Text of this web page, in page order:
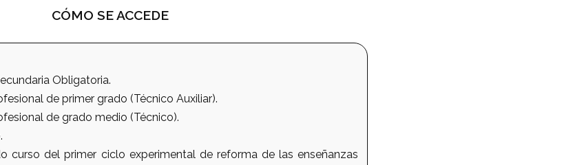
CÓMO SE ACCEDE
Obligatoria.
de primer grado (Técnico Auxiliar).
de grado medio (Técnico).
curso del primer ciclo experimental de reforma de las enseñanzas